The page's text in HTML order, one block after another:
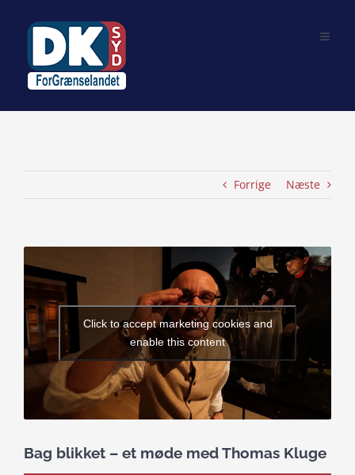
Forrige Næste
Larger
Image
Click to accept marketing cookies and
enable this content
Bag blikket – et møde med Thomas Kluge